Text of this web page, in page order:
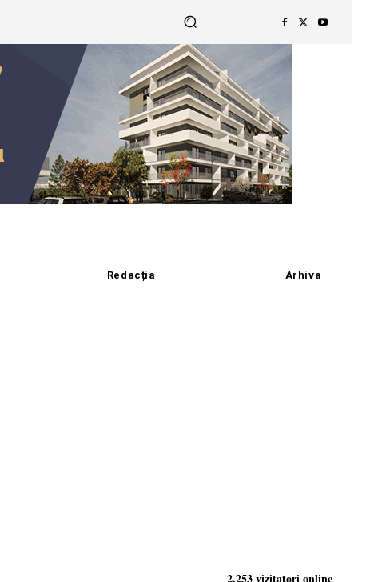
Redacția Arhiva
2.253 vizitatori online